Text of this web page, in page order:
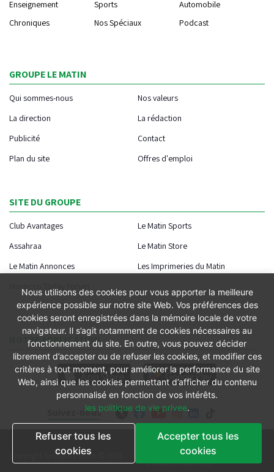
Suivez-nous
Enseignement
Sports
Automobile
Chroniques
Nos Spéciaux Podcast
GROUPE LE MATIN
Qui sommes-nous
Nos valeurs
La direction
La rédaction
Publicité
Contact
Plan du site
Offres d'emploi
SITE DU GROUPE
Club Avantages
Le Matin Sports
Assahraa
Le Matin Store
Le Matin Annonces
Les Imprimeries du Matin
Morocco Today Forum
NOTRE APPLICATION
Copyright Groupe le Matin © 2026
Conditions générales
Conditions de vente
Nous utilisons des cookies pour vous apporter la meilleure
expérience possible sur notre site Web. Vos préférences des
cookies seront enregistrées dans la mémoire locale de votre
navigateur. Il s’agit notamment de cookies nécessaires au
fonctionnement du site. En outre, vous pouvez décider
librement d’accepter ou de refuser les cookies, et modifier ces
critères à tout moment, pour améliorer la performance du site
Web, ainsi que les cookies permettant d’afficher du contenu
personnalisé en fonction de vos intérêts.
les politique de vie privee.
Refuser tous les
cookies
Accepter tous les
cookies